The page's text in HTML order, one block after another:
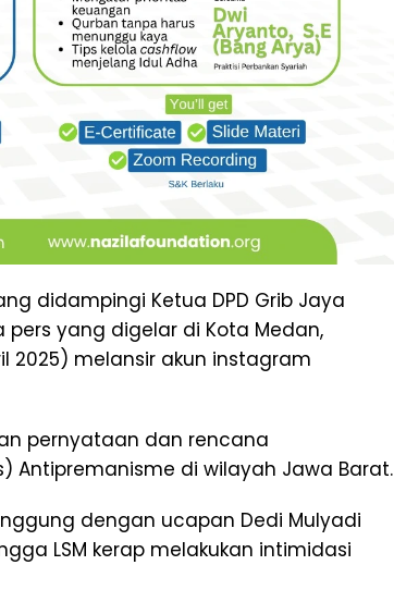
didampingi Ketua DPD Grib Jaya
yang digelar di Kota Medan,
2025) melansir akun instagram
pernyataan dan rencana
Antipremanisme di wilayah Jawa Barat.
dengan ucapan Dedi Mulyadi
LSM kerap melakukan intimidasi